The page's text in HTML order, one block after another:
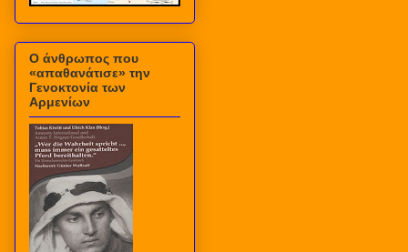
Ο άνθρωπος που
«απαθανάτισε» την
Γενοκτονία των
Αρμενίων